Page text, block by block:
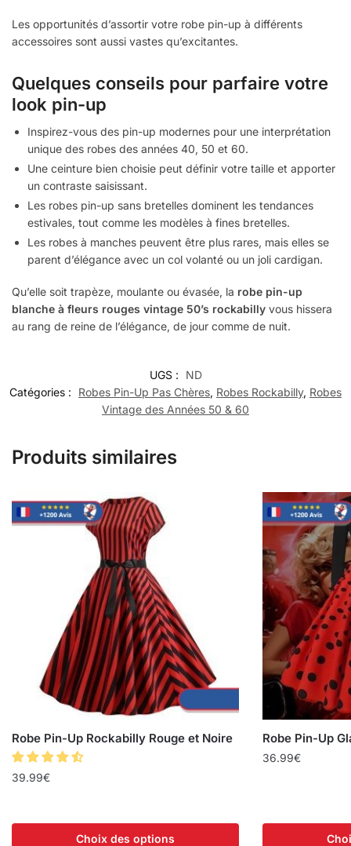
Les opportunités d’assortir votre robe pin-up à différents
accessoires sont aussi vastes qu’excitantes.
Quelques conseils pour parfaire votre
look pin-up
Inspirez-vous des pin-up modernes pour une interprétation
unique des robes des années 40, 50 et 60.
Une ceinture bien choisie peut définir votre taille et apporter
un contraste saisissant.
Les robes pin-up sans bretelles dominent les tendances
estivales, tout comme les modèles à fines bretelles.
Les robes à manches peuvent être plus rares, mais elles se
parent d’élégance avec un col volanté ou un joli cardigan.
Qu’elle soit trapèze, moulante ou évasée, la robe pin-up
blanche à fleurs rouges vintage 50’s rockabilly vous hissera
au rang de reine de l’élégance, de jour comme de nuit.
UGS :
ND
Catégories :
Robes Pin-Up Pas Chères, Robes Rockabilly, Robes
Vintage des Années 50 & 60
Produits similaires
Robe Pin-Up Rockabilly Rouge et Noire
39.99€
Choix des options
Robe Pin-Up
36.99€